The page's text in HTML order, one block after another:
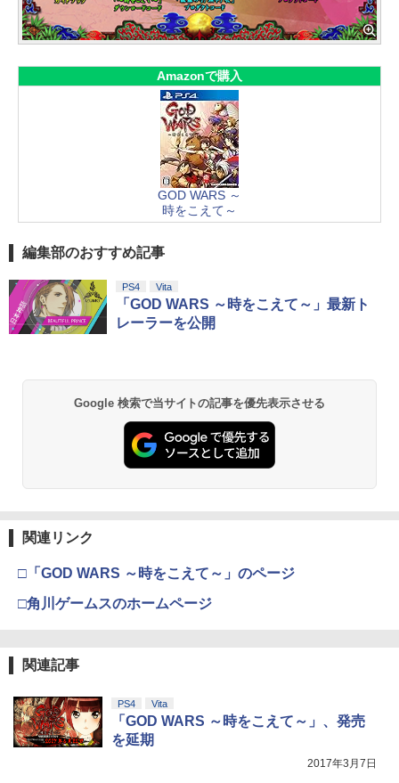
Amazonで購入
GOD WARS ～
時をこえて～
編集部のおすすめ記事
PS4 Vita
「GOD WARS ～時をこえて～」最新ト
レーラーを公開
Google 検索で当サイトの記事を優先表示させる
関連リンク
□「GOD WARS ～時をこえて～」のページ
□角川ゲームスのホームページ
関連記事
PS4 Vita
「GOD WARS ～時をこえて～」、発売
を延期
2017年3月7日